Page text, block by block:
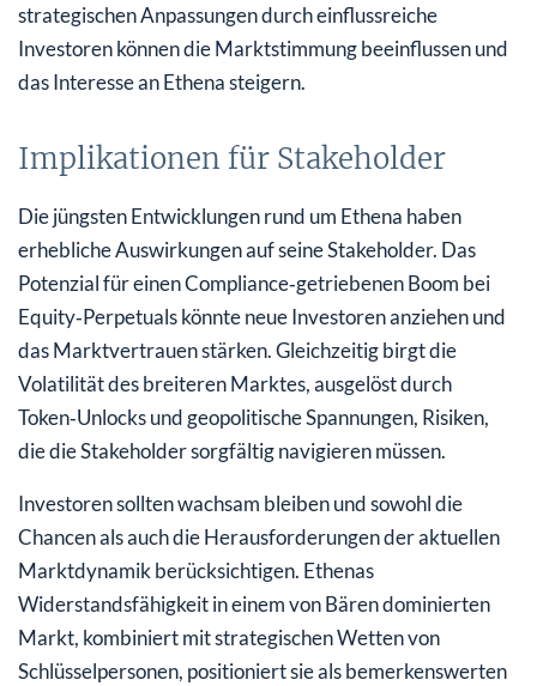
strategischen Anpassungen durch einflussreiche
Investoren können die Marktstimmung beeinflussen und
das Interesse an Ethena steigern.
Implikationen für Stakeholder
Die jüngsten Entwicklungen rund um Ethena haben
erhebliche Auswirkungen auf seine Stakeholder. Das
Potenzial für einen Compliance‑getriebenen Boom bei
Equity‑Perpetuals könnte neue Investoren anziehen und
das Marktvertrauen stärken. Gleichzeitig birgt die
Volatilität des breiteren Marktes, ausgelöst durch
Token‑Unlocks und geopolitische Spannungen, Risiken,
die die Stakeholder sorgfältig navigieren müssen.
Investoren sollten wachsam bleiben und sowohl die
Chancen als auch die Herausforderungen der aktuellen
Marktdynamik berücksichtigen. Ethenas
Widerstandsfähigkeit in einem von Bären dominierten
Markt, kombiniert mit strategischen Wetten von
Schlüsselpersonen, positioniert sie als bemerkenswerten